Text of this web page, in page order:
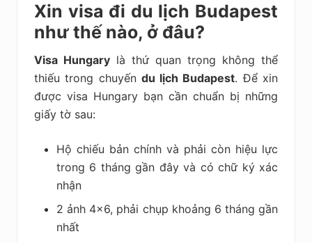
Xin visa đi du lịch Budapest
như thế nào, ở đâu?
Visa Hungary là thứ quan trọng không thể
thiếu trong chuyến du lịch Budapest. Để xin
được visa Hungary bạn cần chuẩn bị những
giấy tờ sau:
Hộ chiếu bản chính và phải còn hiệu lực
trong 6 tháng gần đây và có chữ ký xác
nhận
2 ảnh 4×6, phải chụp khoảng 6 tháng gần
nhất